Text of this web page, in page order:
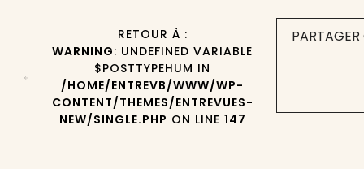
RETOUR À :
WARNING: UNDEFINED VARIABLE
$POSTTYPEHUM IN
/HOME/ENTREVB/WWW/WP-
CONTENT/THEMES/ENTREVUES-
NEW/SINGLE.PHP ON LINE 147